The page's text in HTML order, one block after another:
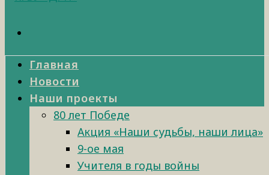
Главная
Новости
Наши проекты
80 лет Победе
Акция «Наши судьбы, наши лица»
9-ое мая
Учителя в годы войны